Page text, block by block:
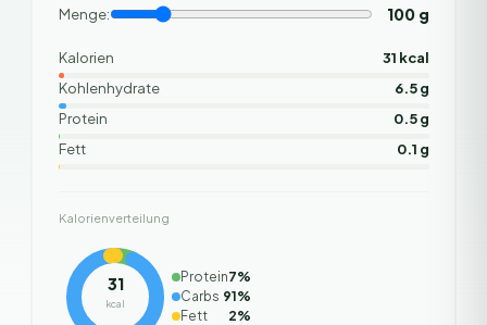
Menge: 100g
Kalorien
31 kcal
Kohlenhydrate
6.5 g
Protein
0.5 g
Fett
0.1 g
Kalorienverteilung
31
kcal
Protein7%
Carbs 91%
Fett
2%